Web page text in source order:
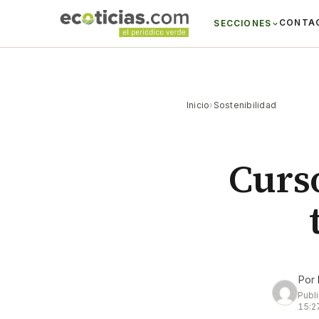
SECCIONES
Inicio›Sostenibilidad
Por